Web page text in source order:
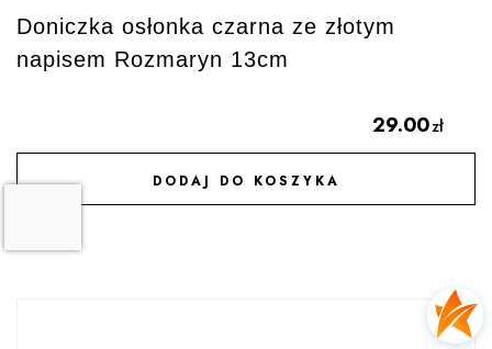
Doniczka osłonka czarna ze złotym
napisem Rozmaryn 13cm
29.00zł
DODAJ DO KOSZYKA
DODAJ DO ULUBIONYCH